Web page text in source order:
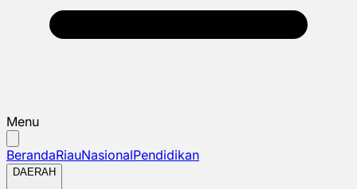
Menu
BerandaRiauNasionalPendidikan
DAERAH